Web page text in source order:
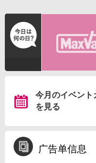
今月のイベント
を見る
广告单信息